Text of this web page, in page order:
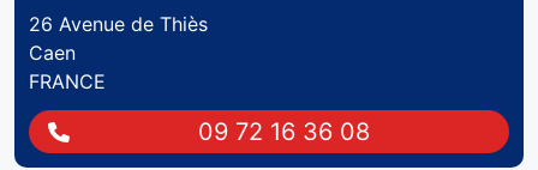
26 Avenue de Thiès
Caen
FRANCE
09 72 16 36 08